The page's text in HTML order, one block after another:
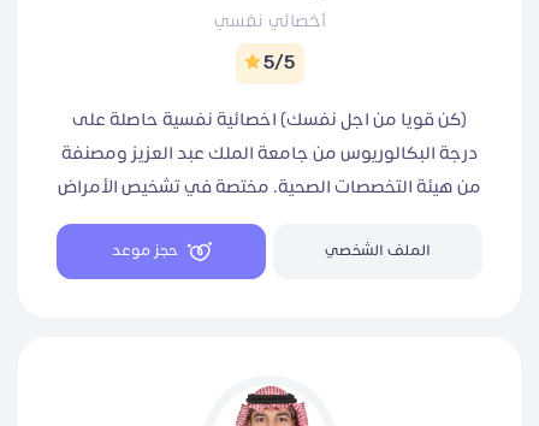
أخصائي نفسي
5/5
(كن قويا من اجل نفسك) اخصائية نفسية حاصلة على
درجة البكالوريوس من جامعة الملك عبد العزيز ومصنفة
من هيئة التخصصات الصحية. مختصة في تشخيص الأمراض
النفسية والعقلية و اضطرابات الشخصيه ،العلاج المعرفي
السلوكي CBT للإضطرابات النفسيه للبالغين كود خصم
الملف الشخصي حجز موعد